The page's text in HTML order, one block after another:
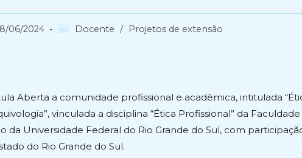
06/2024
Categoria
Docente / Projetos de extensão
Aberta a comunidade profissional e acadêmica, intitulada
vinculada a disciplina “Ética Profissional” da
da Universidade Federal do Rio Grande do Sul, com
do Rio Grande do Sul.